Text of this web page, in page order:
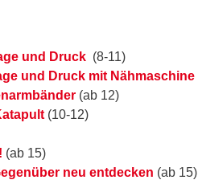
und Druck (8-11)
und Druck mit Nähmaschine
(ab 12)
(10-12)
(ab 15)
neu entdecken (ab 15)